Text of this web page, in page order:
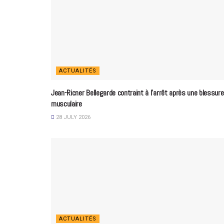
ACTUALITÉS
Jean-Ricner Bellegarde contraint à l’arrêt après une blessure
musculaire
28 JULY 2026
ACTUALITÉS